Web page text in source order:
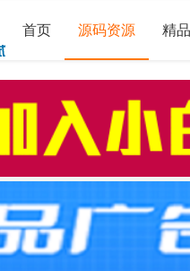
首页 源码资源 精